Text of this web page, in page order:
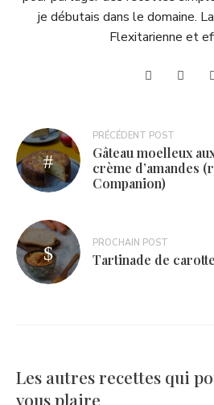
je débutais dans le domaine.
Flexitarienne et
Navigation
de
l’article
PRÉCÉDENT POST
Gâteau moelleux
crème d’amandes
Companion)
PROCHAIN POST
Tartinade de
Les autres recettes qui
vous plaire